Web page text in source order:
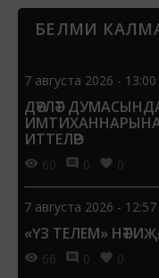
конкурсы башлануы
БЕЛМИ
7 августа 2026 - 13:00
ДӘҮЛӘТ
ИТТЕЛӘР
60 0 0
7 августа 2026 - 12:57
«ҮЗ ТЕЛЕМ»
66 0 0